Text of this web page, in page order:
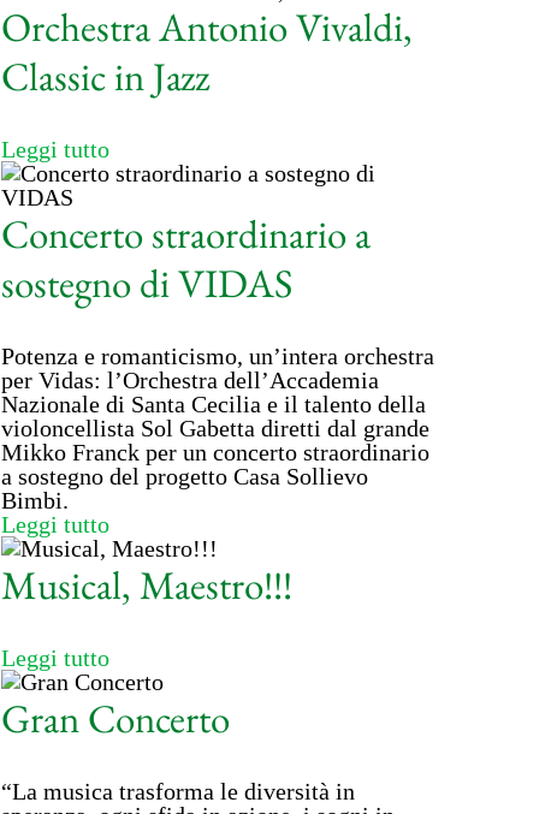
Orchestra Antonio Vivaldi,
Classic in Jazz
Leggi tutto
Concerto straordinario a
sostegno di VIDAS
Potenza e romanticismo, un’intera orchestra
per Vidas: l’Orchestra dell’Accademia
Nazionale di Santa Cecilia e il talento della
violoncellista Sol Gabetta diretti dal grande
Mikko Franck per un concerto straordinario
a sostegno del progetto Casa Sollievo
Bimbi.
Leggi tutto
Musical, Maestro!!!
Leggi tutto
Gran Concerto
“La musica trasforma le diversità in